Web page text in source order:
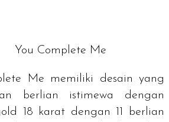
You Complete Me
Me memiliki desain yang
berlian istimewa dengan
18 karat dengan 11 berlian